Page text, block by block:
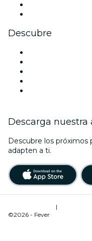
Descubre
Descarga nuestra
Descubre los próximos
adapten a ti.
|
©2026 - Fever